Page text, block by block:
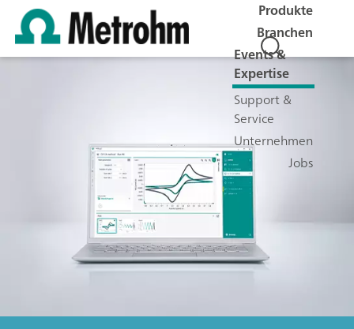
Produkte
Branchen
Events &
Expertise
Support &
Service
Unternehmen
Jobs